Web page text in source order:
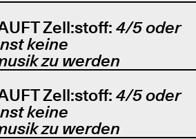
Zell:stoff: 4/5 oder
keine
zu werden
Zell:stoff: 4/5 oder
keine
zu werden